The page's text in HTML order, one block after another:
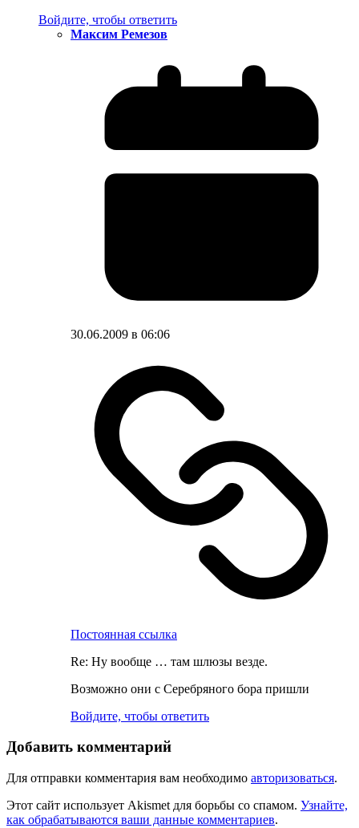
Войдите, чтобы ответить
Максим Ремезов
30.06.2009 в 06:06
Постоянная ссылка
Re: Ну вообще … там шлюзы везде.
Возможно они с Серебряного бора пришли
Войдите, чтобы ответить
Добавить комментарий
Для отправки комментария вам необходимо авторизоваться.
Этот сайт использует Akismet для борьбы со спамом. Узнайте,
как обрабатываются ваши данные комментариев.